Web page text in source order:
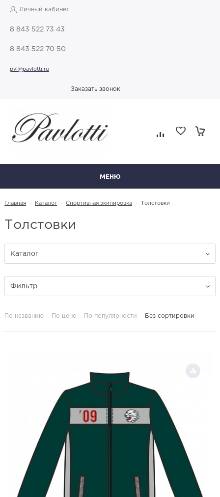
Личный кабинет
8 843 522 73 43
8 843 522 70 50
pvl@pavlotti.ru
Заказать звонок
МЕНЮ
Главная - Каталог - Спортивная экипировка - Толстовки
Толстовки
Каталог
Фильтр
По названию По цене По популярности Без сортировки